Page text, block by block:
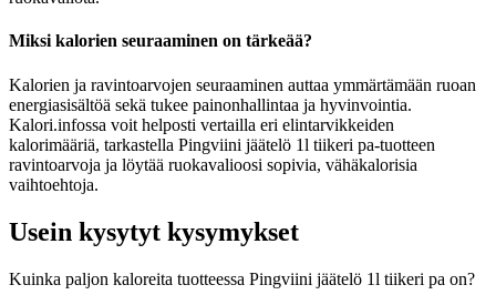
Miksi kalorien seuraaminen on tärkeää?
Kalorien ja ravintoarvojen seuraaminen auttaa ymmärtämään ruoan
energiasisältöä sekä tukee painonhallintaa ja hyvinvointia.
Kalori.infossa voit helposti vertailla eri elintarvikkeiden
kalorimääriä, tarkastella Pingviini jäätelö 1l tiikeri pa-tuotteen
ravintoarvoja ja löytää ruokavalioosi sopivia, vähäkalorisia
vaihtoehtoja.
Usein kysytyt kysymykset
Kuinka paljon kaloreita tuotteessa Pingviini jäätelö 1l tiikeri pa on?